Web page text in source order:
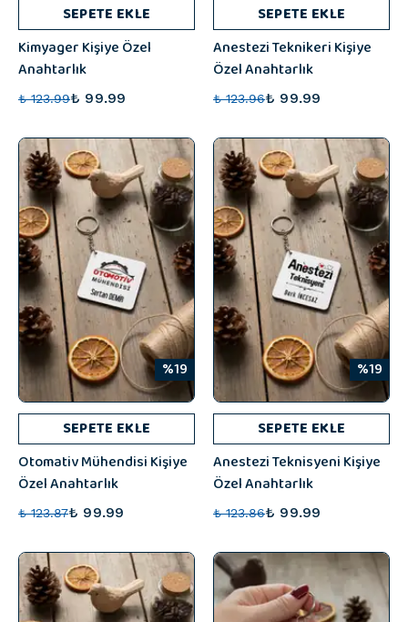
SEPETE EKLE
Kimyager Kişiye Özel
Anahtarlık
₺ 123.99₺ 99.99
SEPETE EKLE
Anestezi Teknikeri Kişiye
Özel Anahtarlık
₺ 123.96₺ 99.99
%19
SEPETE EKLE
Otomativ Mühendisi Kişiye
Özel Anahtarlık
₺ 123.87₺ 99.99
%19
SEPETE EKLE
Anestezi Teknisyeni Kişiye
Özel Anahtarlık
₺ 123.86₺ 99.99